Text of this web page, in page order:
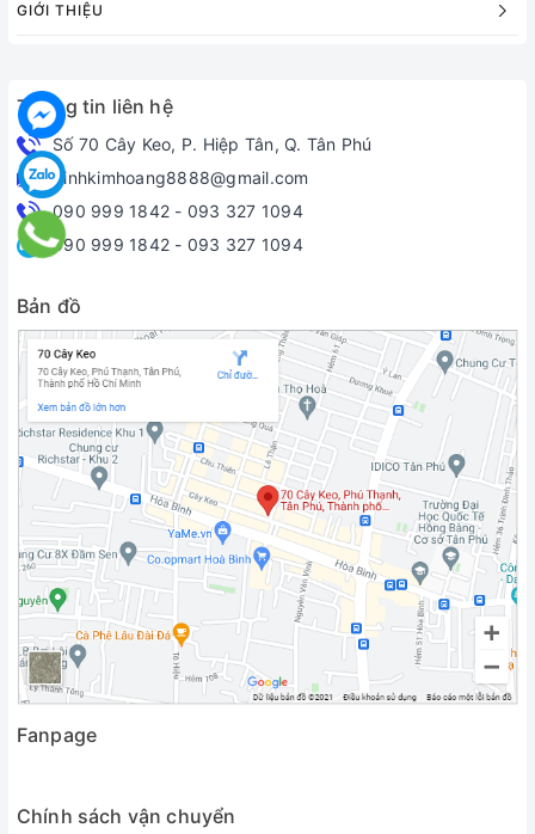
GIỚI THIỆU
Thông tin liên hệ
Số 70 Cây Keo, P. Hiệp Tân, Q. Tân Phú
dinhkimhoang8888@gmail.com
090 999 1842 - 093 327 1094
090 999 1842 - 093 327 1094
Bản đồ
Fanpage
Chính sách vận chuyển